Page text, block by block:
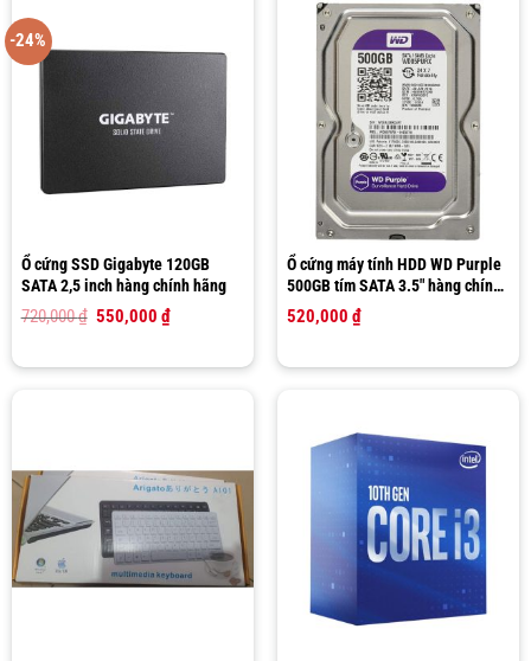
-24%
Ổ cứng SSD Gigabyte 120GB
SATA 2,5 inch hàng chính hãng
720,000₫ Giá
720,000 ₫.
550,000 ₫Giá
hiện
là:
Ổ cứng máy tính HDD WD Purple
500GB tím SATA 3.5″ hàng chính
hãng Western Digital
520,000 ₫